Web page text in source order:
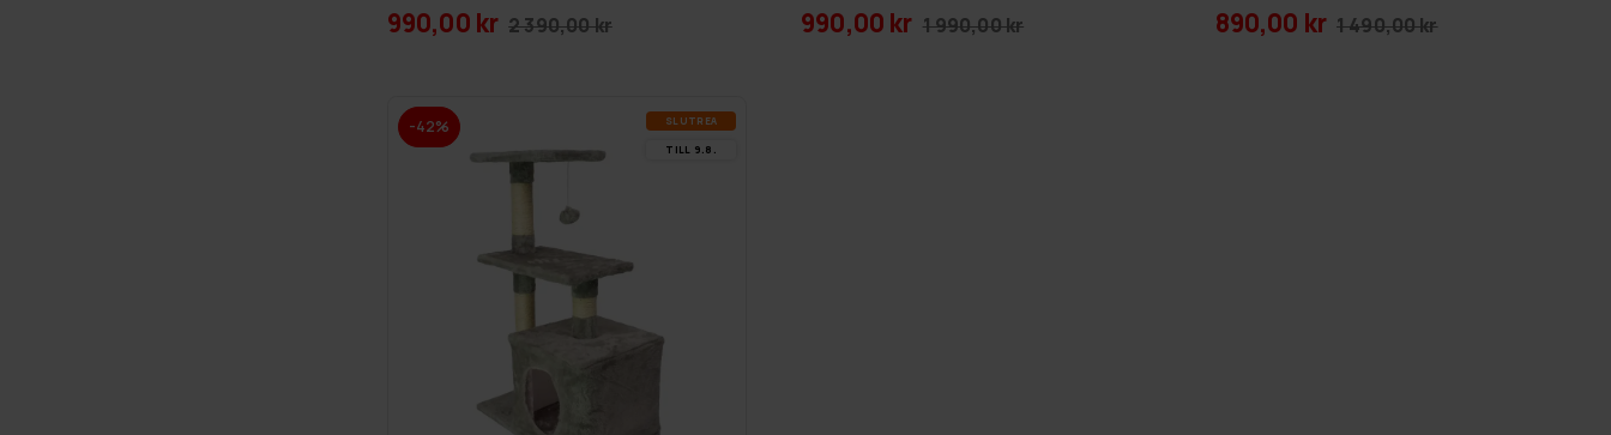
990,00 kr 2 390,00 kr 990,00 kr 1 990,00 kr 890,00 kr 1 490,00 kr
-42% SLUT­REA
TILL 9.8.